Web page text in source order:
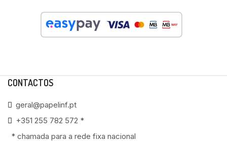
CONTACTOS
geral@papelinf.pt
+351 255 782 572 *
* chamada para a rede fixa nacional